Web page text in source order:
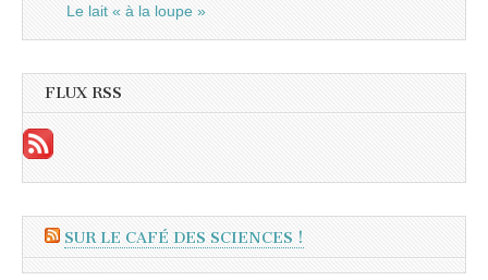
Le lait « à la loupe »
FLUX RSS
SUR LE CAFÉ DES SCIENCES !